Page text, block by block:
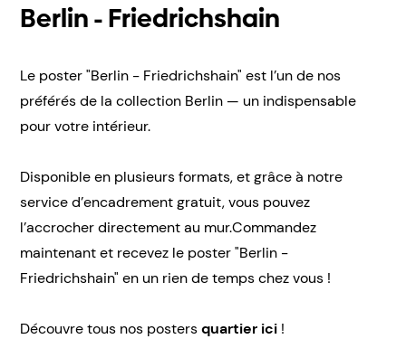
Berlin - Friedrichshain
Le poster "Berlin - Friedrichshain" est l’un de nos
préférés de la collection Berlin — un indispensable
pour votre intérieur.
Disponible en plusieurs formats, et grâce à notre
service d’encadrement gratuit, vous pouvez
l’accrocher directement au mur.Commandez
maintenant et recevez le poster "Berlin -
Friedrichshain" en un rien de temps chez vous !
Découvre tous nos postersquartier ici !